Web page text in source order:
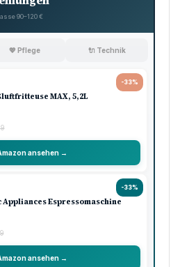
90–120 €
💖 Pflege 🔌 Technik
-33%
MAX, 5,2L
ansehen →
-33%
Appliances Espressomaschine
ansehen →